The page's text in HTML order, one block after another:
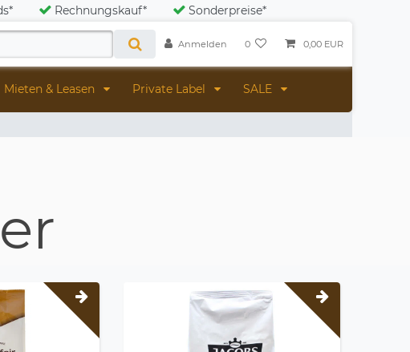
Rechnungskauf* Sonderpreise*
Anmelden 0 0,00 EUR
Mieten & Leasen Private Label SALE